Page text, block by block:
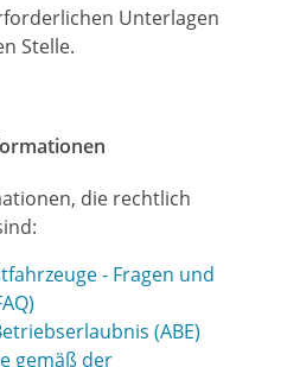
Unterlagen
Stelle.
die rechtlich
- Fragen und
(ABE)
gemäß der